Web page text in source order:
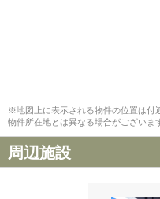
※地図上に表示される物件の位置は付
物件所在地とは異なる場合がございま
周辺施設